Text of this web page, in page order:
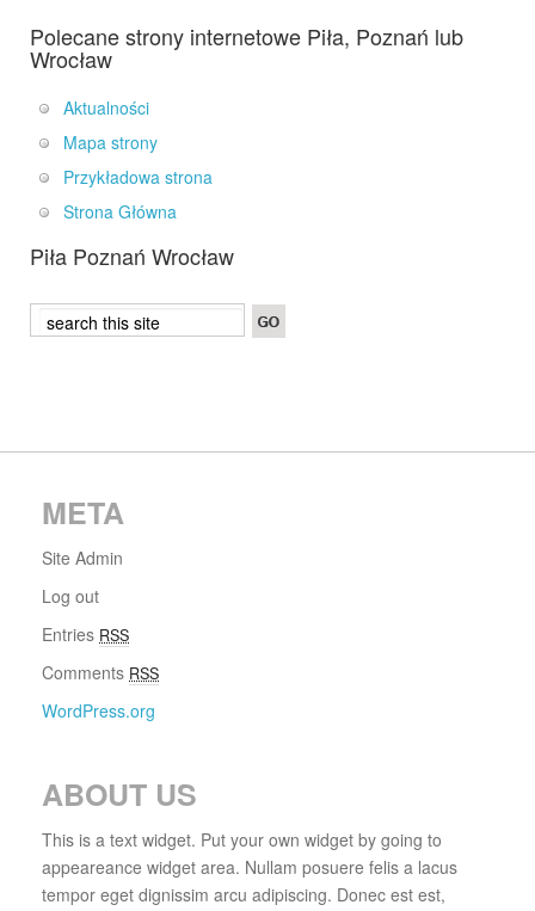
Polecane strony internetowe Piła, Poznań lub
Wrocław
Aktualności
Mapa strony
Przykładowa strona
Strona Główna
Piła Poznań Wrocław
META
Site Admin
Log out
Entries RSS
Comments RSS
WordPress.org
ABOUT US
This is a text widget. Put your own widget by going to
appeareance widget area. Nullam posuere felis a lacus
tempor eget dignissim arcu adipiscing. Donec est est,